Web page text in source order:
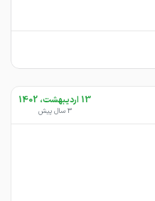
13 اردیبهشت، 1402
3 سال پیش